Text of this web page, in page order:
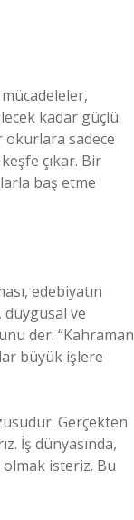
kadar güçlü
okurlara sadece
çıkar. Bir
baş etme
edebiyatın
ve
der: “Kahraman
büyük işlere
Gerçekten
İş dünyasında,
isteriz. Bu